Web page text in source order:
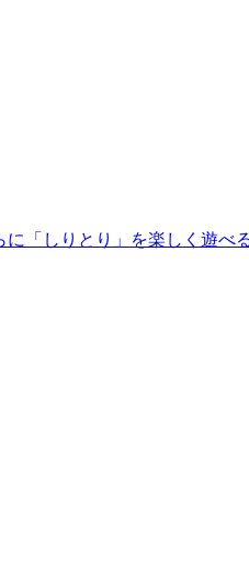
「しりとり」を楽しく遊べ